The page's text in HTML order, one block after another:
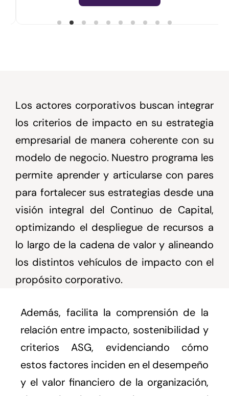
Los actores corporativos buscan integrar
los criterios de impacto en su estrategia
empresarial de manera coherente con su
modelo de negocio. Nuestro programa les
permite aprender y articularse con pares
para fortalecer sus estrategias desde una
visión integral del Continuo de Capital,
optimizando el despliegue de recursos a
lo largo de la cadena de valor y alineando
los distintos vehículos de impacto con el
propósito corporativo.
Además, facilita la comprensión de la
relación entre impacto, sostenibilidad y
criterios ASG, evidenciando cómo
estos factores inciden en el desempeño
y el valor financiero de la organización,